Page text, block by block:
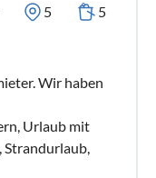
5 5
Wir haben
Urlaub mit